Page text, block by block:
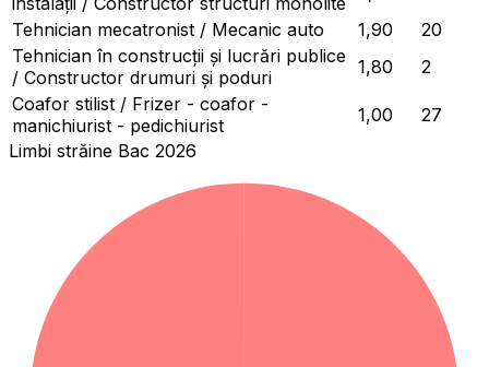
Tehnician mecatronist / Mecanic auto
1,90
20
Tehnician în construcții și lucrări publice
/ Constructor drumuri și poduri
1,80
2
Coafor stilist / Frizer - coafor -
manichiurist - pedichiurist
1,00
27
Limbi străine Bac 2026